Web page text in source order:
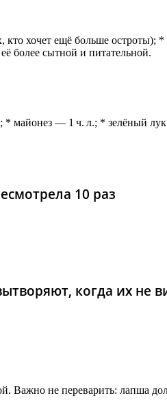
хочет ещё больше остроты);
более сытной и питательной.
майонез — 1 ч. л.; * зелёный лук
10 раз
когда их не
Важно не переварить: лапша